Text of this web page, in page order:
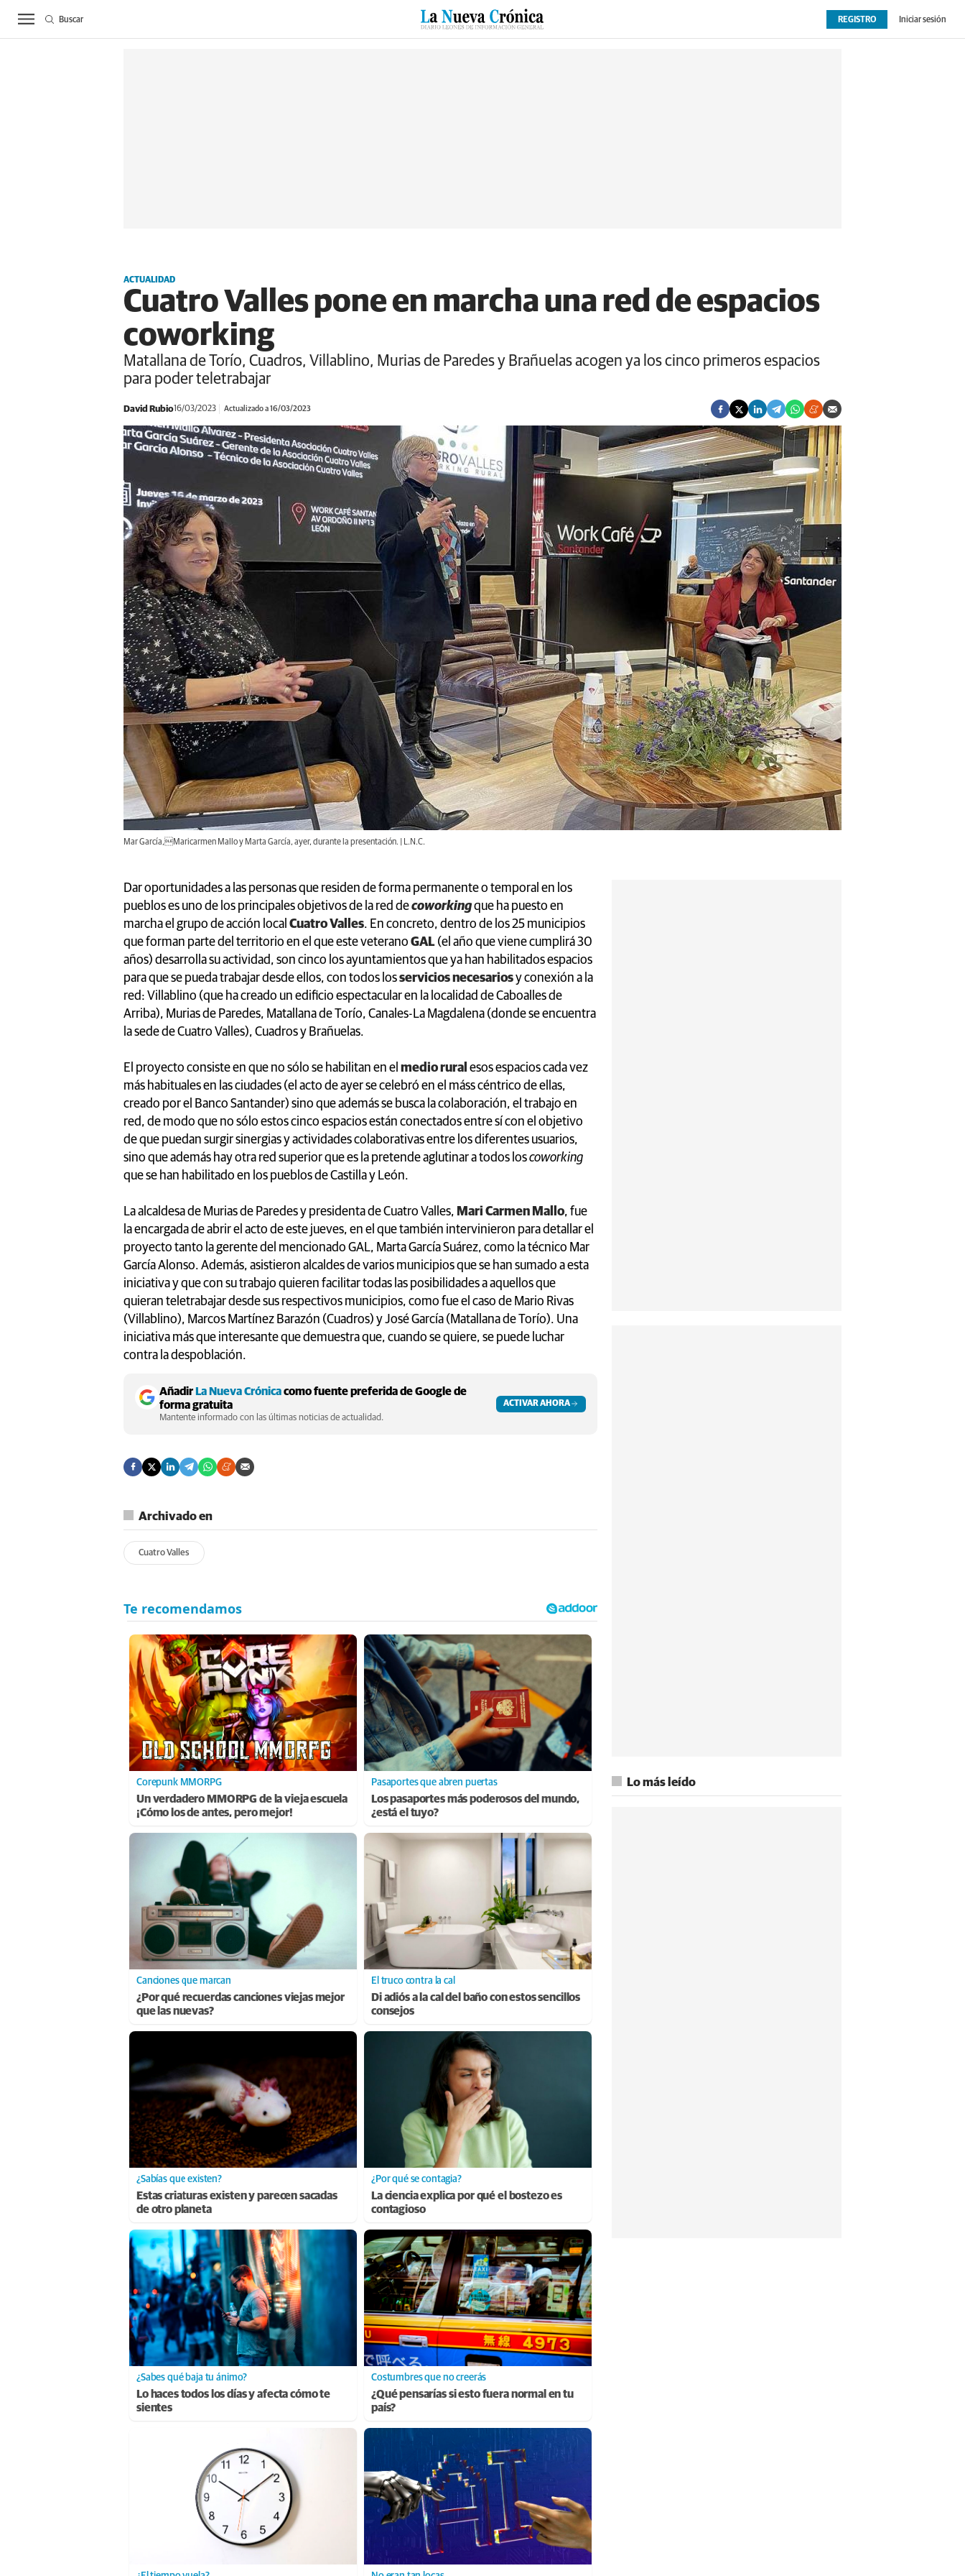
ACTUALIDAD BIERZO SUCESOS CULTURAS ESPECIALES DEPORTES OPINIÓN EXTRAS
REGISTRO Iniciar sesión
Buscar
ACTUALIDAD
Cuatro Valles pone en marcha una red de espacios
coworking
Matallana de Torío, Cuadros, Villablino, Murias de Paredes y Brañuelas acogen ya los cinco primeros espacios
para poder teletrabajar
David Rubio16/03/2023 Actualizado a 16/03/2023
Mar García,Maricarmen Mallo y Marta García, ayer, durante la presentación. | L.N.C.
Dar oportunidades a las personas que residen de forma permanente o temporal en los
pueblos es uno de los principales objetivos de la red decoworkingque ha puesto en
marcha el grupo de acción local Cuatro Valles. En concreto, dentro de los 25 municipios
que forman parte del territorio en el que este veterano GAL (el año que viene cumplirá 30
años) desarrolla su actividad, son cinco los ayuntamientos que ya han habilitados espacios
para que se pueda trabajar desde ellos, con todos losservicios necesariosy conexión a la
red: Villablino (que ha creado un edificio espectacular en la localidad de Caboalles de
Arriba), Murias de Paredes, Matallana de Torío, Canales-La Magdalena (donde se encuentra
la sede de Cuatro Valles), Cuadros y Brañuelas.
El proyecto consiste en que no sólo se habilitan en el medio rural esos espacios cada vez
más habituales en las ciudades (el acto de ayer se celebró en el máss céntrico de ellas,
creado por el Banco Santander) sino que además se busca la colaboración, el trabajo en
red, de modo que no sólo estos cinco espacios están conectados entre sí con el objetivo
de que puedan surgir sinergias y actividades colaborativas entre los diferentes usuarios,
sino que además hay otra red superior que es la pretende aglutinar a todos loscoworking
que se han habilitado en los pueblos de Castilla y León.
La alcaldesa de Murias de Paredes y presidenta de Cuatro Valles, Mari Carmen Mallo, fue
la encargada de abrir el acto de este jueves, en el que también intervinieron para detallar el
proyecto tanto la gerente del mencionado GAL, Marta García Suárez, como la técnico Mar
García Alonso. Además, asistieron alcaldes de varios municipios que se han sumado a esta
iniciativa y que con su trabajo quieren facilitar todas las posibilidades a aquellos que
quieran teletrabajar desde sus respectivos municipios, como fue el caso de Mario Rivas
(Villablino), Marcos Martínez Barazón (Cuadros) y José García (Matallana de Torío). Una
iniciativa más que interesante que demuestra que, cuando se quiere, se puede luchar
contra la despoblación.
AñadirLa Nueva Crónicacomo fuente preferida de Google de
forma gratuita
Mantente informado con las últimas noticias de actualidad.
ACTIVAR AHORA
Archivado en
Cuatro Valles
Corepunk MMORPG
Un verdadero MMORPG de la vieja escuela
¡Cómo los de antes, pero mejor!
Pasaportes que abren puertas
Los pasaportes más poderosos del mundo,
¿está el tuyo?
Canciones que marcan
¿Por qué recuerdas canciones viejas mejor
que las nuevas?
El truco contra la cal
Di adiós a la cal del baño con estos sencillos
consejos
¿Sabías que existen?
Estas criaturas existen y parecen sacadas
de otro planeta
¿Por qué se contagia?
La ciencia explica por qué el bostezo es
contagioso
¿Sabes qué baja tu ánimo?
Lo haces todos los días y afecta cómo te
sientes
Costumbres que no creerás
¿Qué pensarías si esto fuera normal en tu
país?
Lo más leído